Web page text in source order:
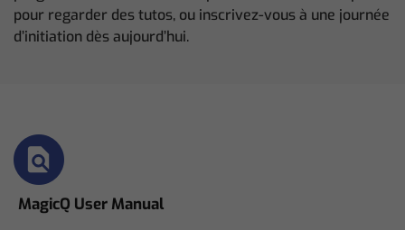
pour regarder des tutos, ou inscrivez-vous à une journée
d’initiation dès aujourd’hui.
MagicQ User Manual